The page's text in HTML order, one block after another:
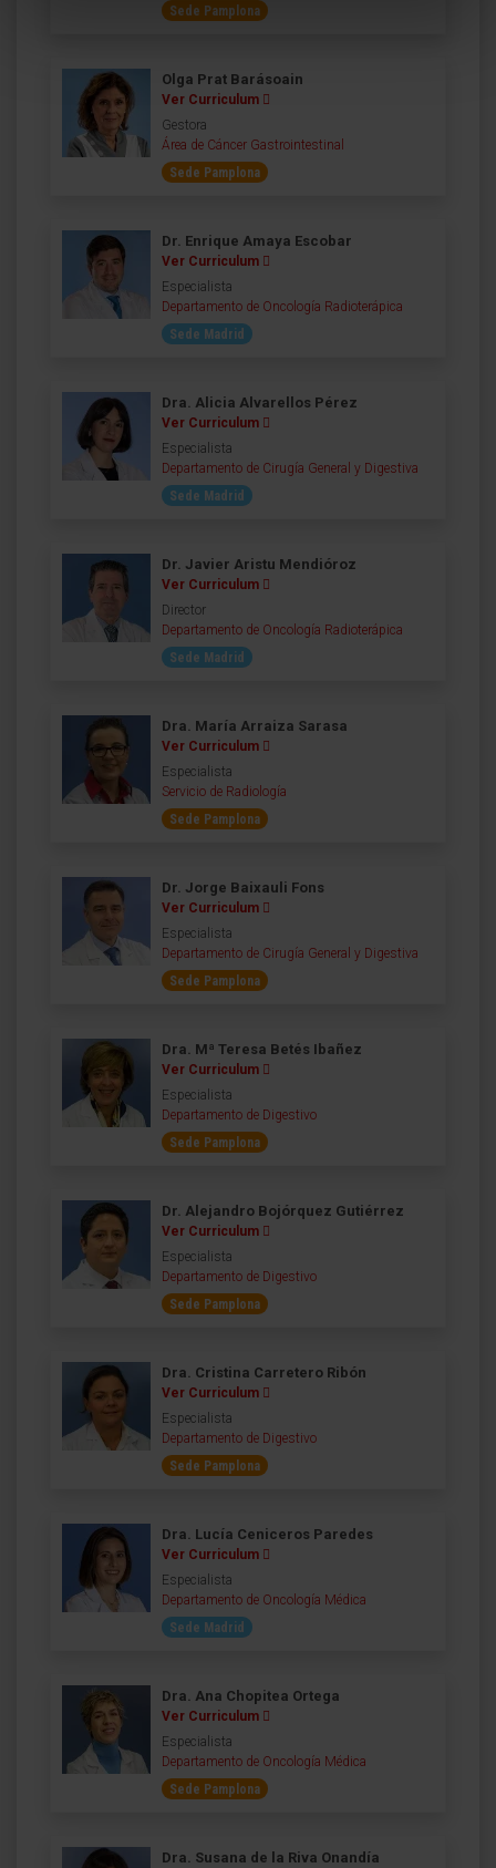
Sede Pamplona
Olga Prat Barásoain
Ver Curriculum
Gestora
Área de Cáncer Gastrointestinal
Sede Pamplona
Dr. Enrique Amaya Escobar
Ver Curriculum
Especialista
Departamento de Oncología Radioterápica
Sede Madrid
Dra. Alicia Alvarellos Pérez
Ver Curriculum
Especialista
Departamento de Cirugía General y Digestiva
Sede Madrid
Dr. Javier Aristu Mendióroz
Ver Curriculum
Director
Departamento de Oncología Radioterápica
Sede Madrid
Dra. María Arraiza Sarasa
Ver Curriculum
Especialista
Servicio de Radiología
Sede Pamplona
Dr. Jorge Baixauli Fons
Ver Curriculum
Especialista
Departamento de Cirugía General y Digestiva
Sede Pamplona
Dra. Mª Teresa Betés Ibañez
Ver Curriculum
Especialista
Departamento de Digestivo
Sede Pamplona
Dr. Alejandro Bojórquez Gutiérrez
Ver Curriculum
Especialista
Departamento de Digestivo
Sede Pamplona
Dra. Cristina Carretero Ribón
Ver Curriculum
Especialista
Departamento de Digestivo
Sede Pamplona
Dra. Lucía Ceniceros Paredes
Ver Curriculum
Especialista
Departamento de Oncología Médica
Sede Madrid
Dra. Ana Chopitea Ortega
Ver Curriculum
Especialista
Departamento de Oncología Médica
Sede Pamplona
Dra. Susana de la Riva Onandía